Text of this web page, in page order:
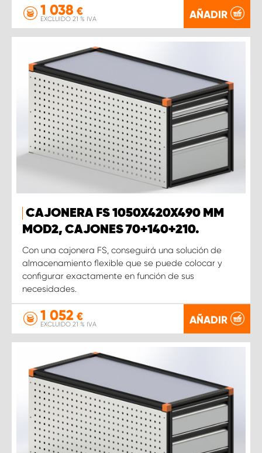
1 038 €
EXCLUIDO 21 % IVA AÑADIR
CAJONERA FS 1050X420X490 MM
MOD2, CAJONES 70+140+210.
Con una cajonera FS, conseguirá una solución de
almacenamiento flexible que se puede colocar y
configurar exactamente en función de sus
necesidades.
1 052 €
EXCLUIDO 21 % IVA AÑADIR